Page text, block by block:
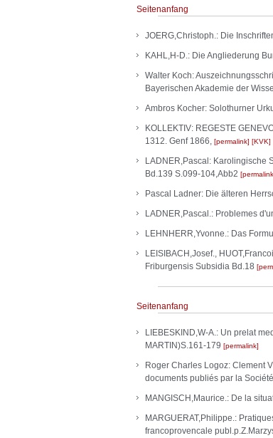
Seitenanfang
JOERG,Christoph.: Die
KAHL,H-D.: Die Angliederung
Walter Koch:
Bayerischen Akademie der
Ambros Kocher: Solothurner
KOLLEKTIV: REGESTE
1312. Genf 1866, permalink KVK
LADNER,Pascal: Karolingische
Bd.139 S.099-104,Abb2
permalink
Pascal Ladner: Die älteren
LADNER,Pascal.: Problemes
LEHNHERR,Yvonne.: Das
LEISIBACH,Josef.,
Friburgensis Subsidia Bd.18
Seitenanfang
LIEBESKIND,W-A.: Un prelat
MARTIN)S.161-179
permalink
Roger Charles Logoz: Clement
documents publiés par la
MANGISCH,Maurice.: De la
MARGUERAT,Philippe.:
francoprovencale